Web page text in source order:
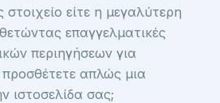
στοιχείο είτε η μεγαλύτερη
επαγγελματικές
περιηγήσεων για
απλώς μια
ιστοσελίδα σας;